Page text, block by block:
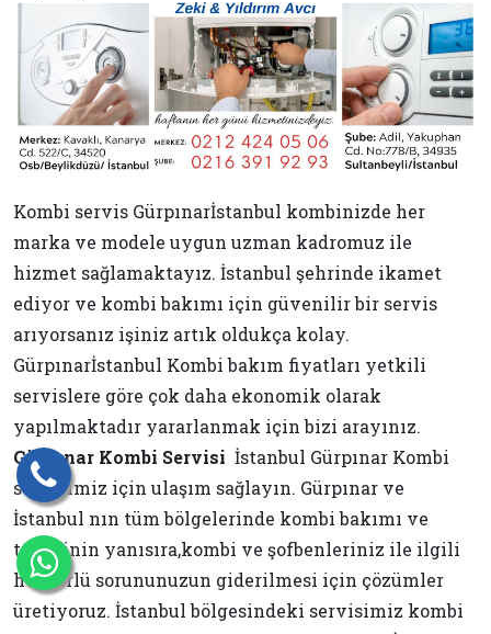
Kombi servis Gürpınarİstanbul kombinizde her
marka ve modele uygun uzman kadromuz ile
hizmet sağlamaktayız. İstanbul şehrinde ikamet
ediyor ve kombi bakımı için güvenilir bir servis
arıyorsanız işiniz artık oldukça kolay.
Gürpınarİstanbul Kombi bakım fiyatları yetkili
servislere göre çok daha ekonomik olarak
yapılmaktadır yararlanmak için bizi arayınız.
Gürpınar Kombi Servisi İstanbul Gürpınar Kombi
servisimiz için ulaşım sağlayın. Gürpınar ve
İstanbul nın tüm bölgelerinde kombi bakımı ve
tamirinin yanısıra,kombi ve şofbenleriniz ile ilgili
her türlü sorununuzun giderilmesi için çözümler
üretiyoruz. İstanbul bölgesindeki servisimiz kombi